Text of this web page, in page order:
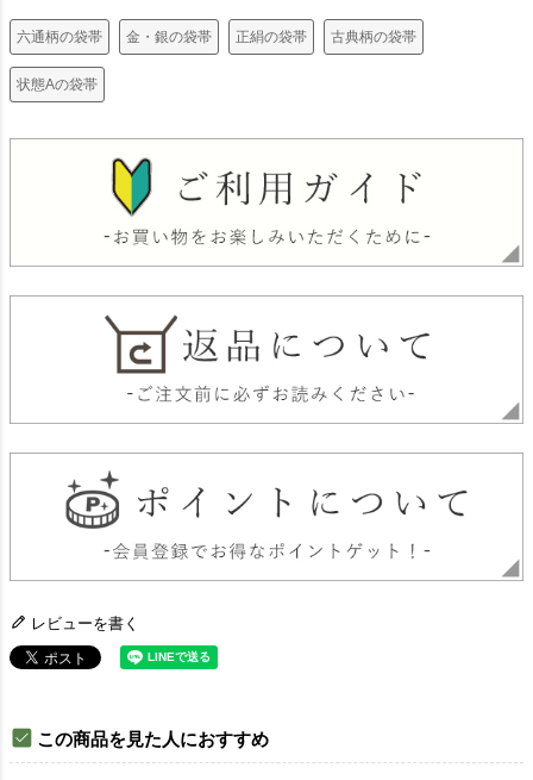
六通柄の袋帯 金・銀の袋帯 正絹の袋帯 古典柄の袋帯
状態Aの袋帯
レビューを書く
この商品を見た人におすすめ